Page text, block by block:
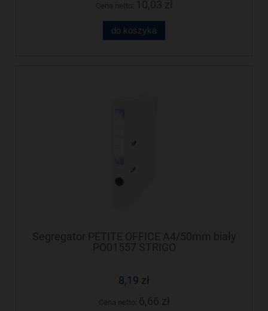
do koszyka
Segregator PETITE OFFICE A4/50mm biały
PO01557 STRIGO
8,19 zł